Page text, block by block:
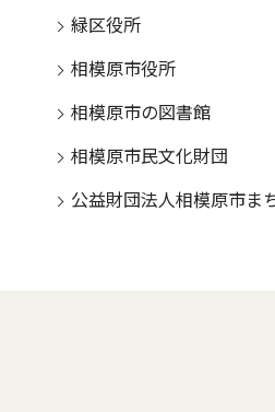
緑区役所
相模原市役所
相模原市の図書館
相模原市民文化財団
公益財団法人相模原市ま